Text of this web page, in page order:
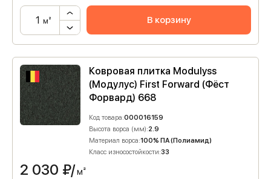
м² В корзину
Ковровая плитка Modulyss
(Модулус) First Forward (Фёст
Форвард) 668
Код товара:000016159
Высота ворса (мм):2.9
Материал ворса:100% ПА (Полиамид)
Класс износостойкости:33
2 030 ₽/м²